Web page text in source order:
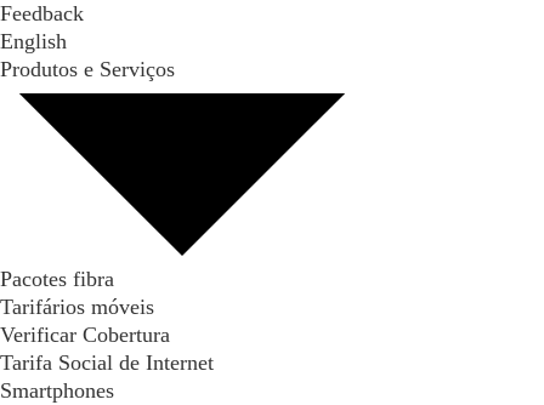
Feedback
English
Produtos e Serviços
Pacotes fibra
Tarifários móveis
Verificar Cobertura
Tarifa Social de Internet
Smartphones